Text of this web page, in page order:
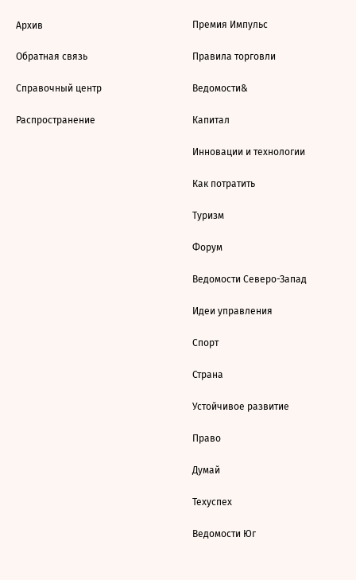
Архив
Обратная связь
Справочный центр
Распространение
Премия Импульс
Правила торговли
Ведомости&
Капитал
Инновации и технологии
Как потратить
Туризм
Форум
Ведомости Северо-Запад
Идеи управления
Спорт
Страна
Устойчивое развитие
Право
Думай
Техуспех
Ведомости Юг